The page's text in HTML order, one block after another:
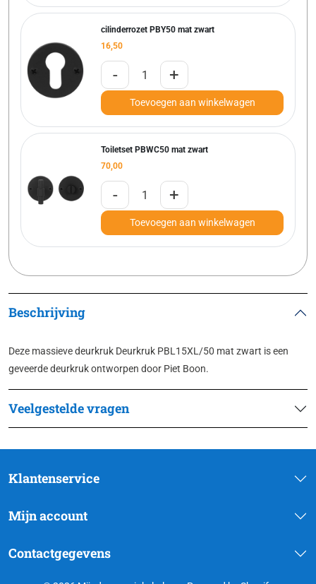
cilinderrozet PBY50 mat zwart
16,50
- +
Toevoegen aan winkelwagen
Toiletset PBWC50 mat zwart
70,00
- +
Toevoegen aan winkelwagen
Beschrijving
Deze massieve deurkruk Deurkruk PBL15XL/50 mat zwart is een
geveerde deurkruk ontworpen door Piet Boon.
Veelgestelde vragen
Klantenservice
Mijn account
Contactgegevens